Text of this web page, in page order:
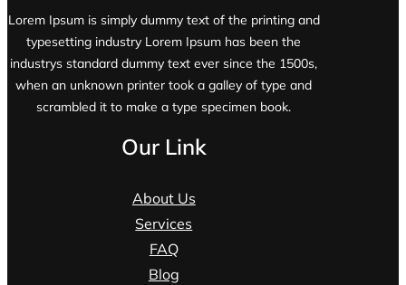
Lorem Ipsum is simply dummy text of the printing and
typesetting industry Lorem Ipsum has been the
industrys standard dummy text ever since the 1500s,
when an unknown printer took a galley of type and
scrambled it to make a type specimen book.
Our Link
About Us
Services
FAQ
Blog